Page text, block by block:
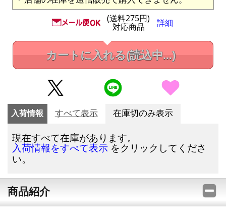
(送料275円)
対応商品 詳細
カートに入れる(読込中...)
入荷情報 すべて表示 在庫切のみ表示
現在すべて在庫があります。
入荷情報をすべて表示 をクリックしてくださ
い。
商品紹介